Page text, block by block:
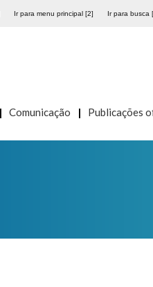
Ir para menu principal [2] Ir para busca
Comunicação Publicações